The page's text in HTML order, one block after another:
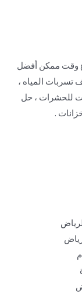
وقت ممكن أفضل
المياه ،
للحشرات ، حل
.